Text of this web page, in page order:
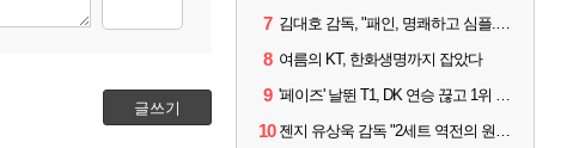
글쓰기
7 김대호 감독, "패인, 명쾌하고 심플...다시 힘낼 수 있어"
8 여름의 KT, 한화생명까지 잡았다
9 '페이즈' 날뛴 T1, DK 연승 끊고 1위 지켜
10 젠지 유상욱 감독 "2세트 역전의 원인...너무 급했다"